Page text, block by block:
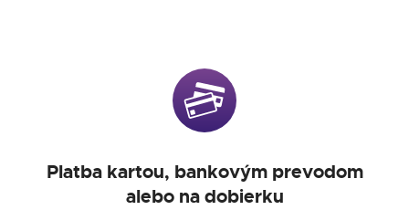
Platba kartou, bankovým prevodom
alebo na dobierku